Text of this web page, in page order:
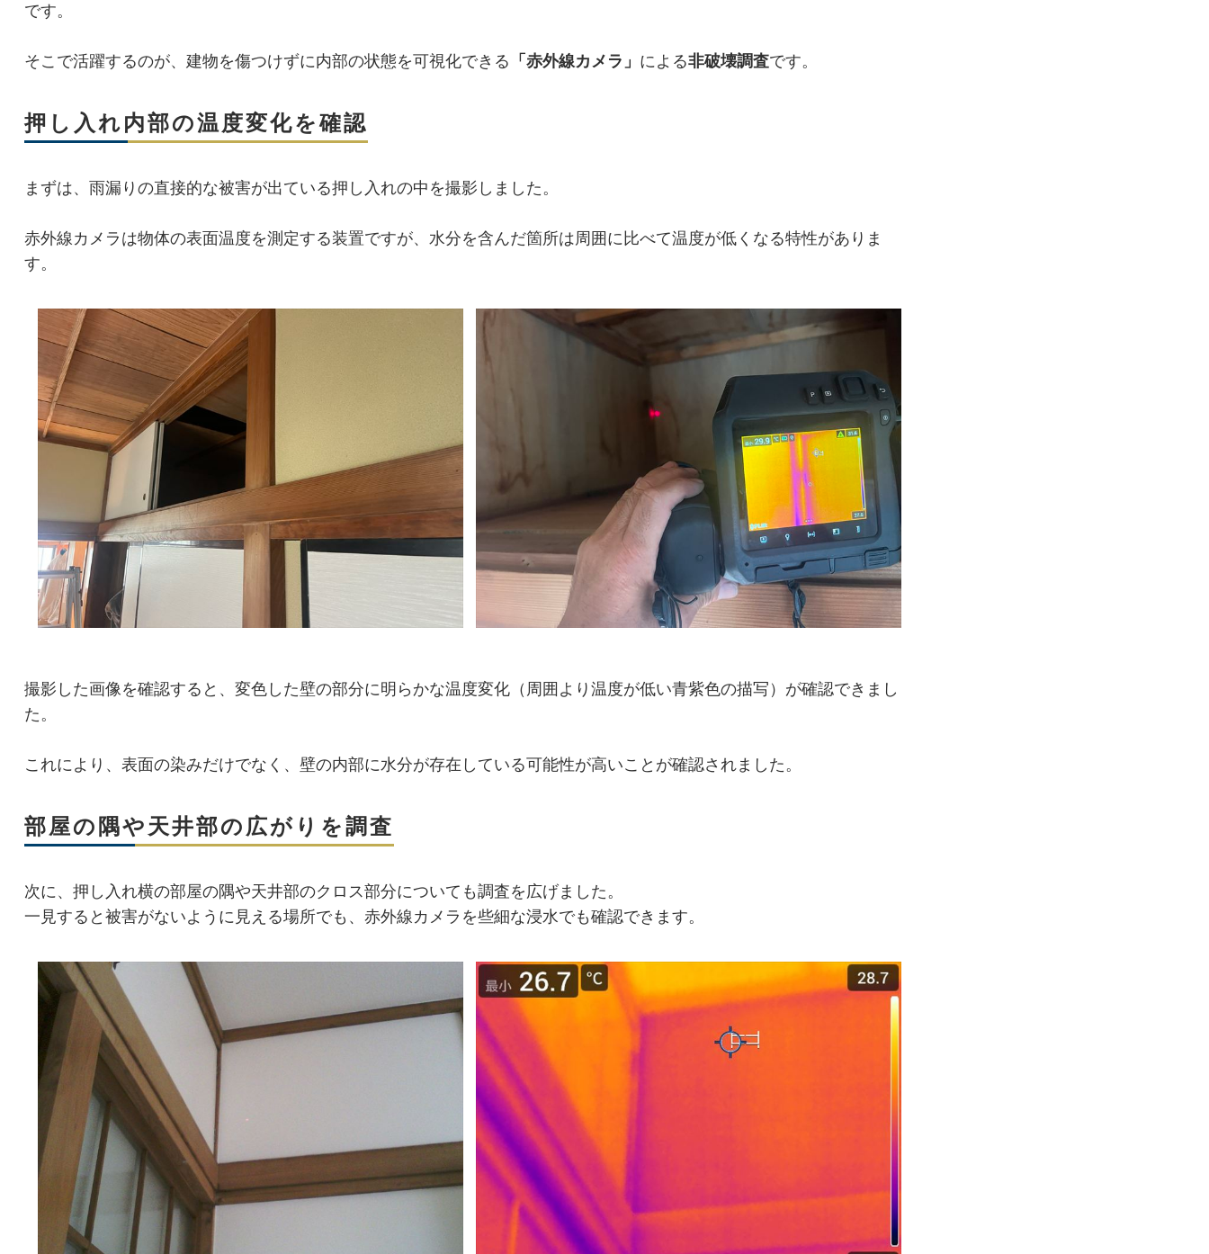
です。
そこで活躍するのが、建物を傷つけずに内部の状態を可視化できる 「赤外線カメラ」 による非破壊調査です。
押し入れ内部の温度変化を確認
まずは、雨漏りの直接的な被害が出ている押し入れの中を撮影しました。
赤外線カメラは物体の表面温度を測定する装置ですが、水分を含んだ箇所は周囲に比べて温度が低くなる特性がありま
す。
撮影した画像を確認すると、変色した壁の部分に明らかな温度変化（周囲より温度が低い青紫色の描写）が確認できまし
た。
これにより、表面の染みだけでなく、壁の内部に水分が存在している可能性が高いことが確認されました。
部屋の隅や天井部の広がりを調査
次に、押し入れ横の部屋の隅や天井部のクロス部分についても調査を広げました。
一見すると被害がないように見える場所でも、赤外線カメラを些細な浸水でも確認できます。